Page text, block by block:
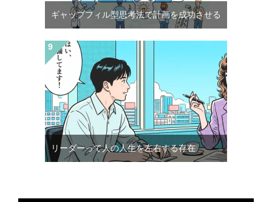
ギャップフィル型思考法で計画を成功させる
リーダーって人の人生を左右する存在